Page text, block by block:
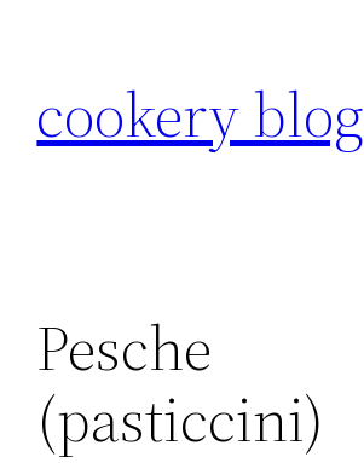
cookery blog
Pesche
(pasticcini)